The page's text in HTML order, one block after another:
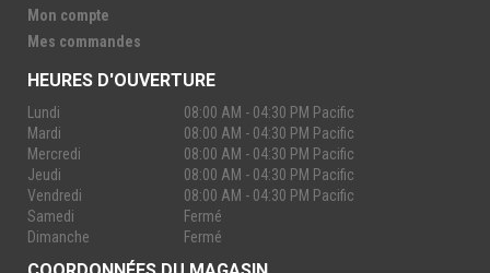
Mon compte
Mes commandes
HEURES D'OUVERTURE
Lundi
08:00 AM - 04:30 PM Pacific
Mardi
08:00 AM - 04:30 PM Pacific
Mercredi
08:00 AM - 04:30 PM Pacific
Jeudi
08:00 AM - 04:30 PM Pacific
Vendredi
08:00 AM - 04:30 PM Pacific
Samedi
Fermé
Dimanche
Fermé